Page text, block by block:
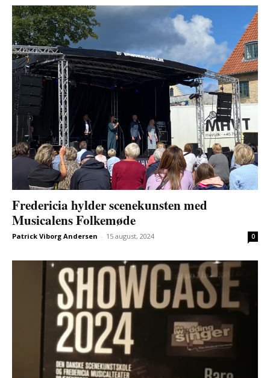
Fredericia hylder scenekunsten med
Musicalens Folkemøde
Patrick Viborg Andersen - 15 august, 2024 0